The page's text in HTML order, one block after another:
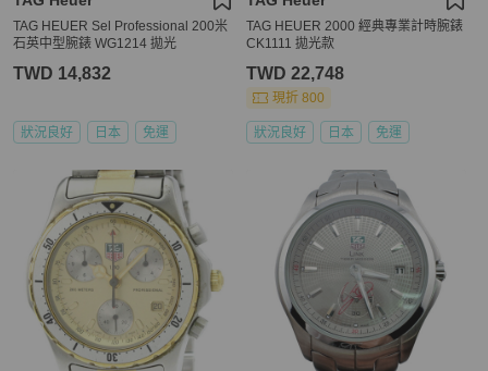
TAG HEUER Sel Professional 200米
石英中型腕錶 WG1214 拋光
TWD 14,832
狀況良好 日本 免運
TAG HEUER 2000 經典專業計時腕錶
CK1111 拋光款
TWD 22,748
現折 800
狀況良好 日本 免運